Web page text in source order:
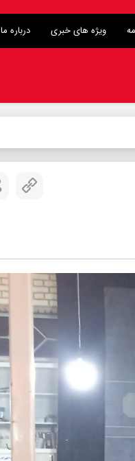
ویژه های خبری درباره ما